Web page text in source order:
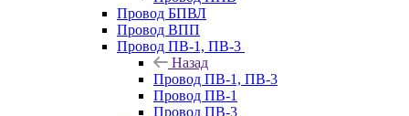
Провод БПВЛ
Провод ВПП
Провод ПВ-1, ПВ-3
Назад
Провод ПВ-1, ПВ-3
Провод ПВ-1
Провод ПВ-3